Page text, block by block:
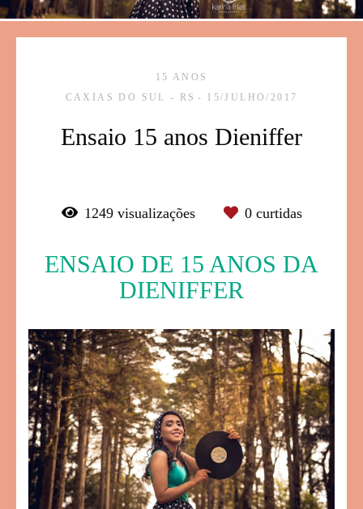
15 ANOS
CAXIAS DO SUL - RS
15/JULHO/2017
Ensaio 15 anos Dieniffer
1249visualizações 0curtidas
ENSAIO DE 15 ANOS DA
DIENIFFER